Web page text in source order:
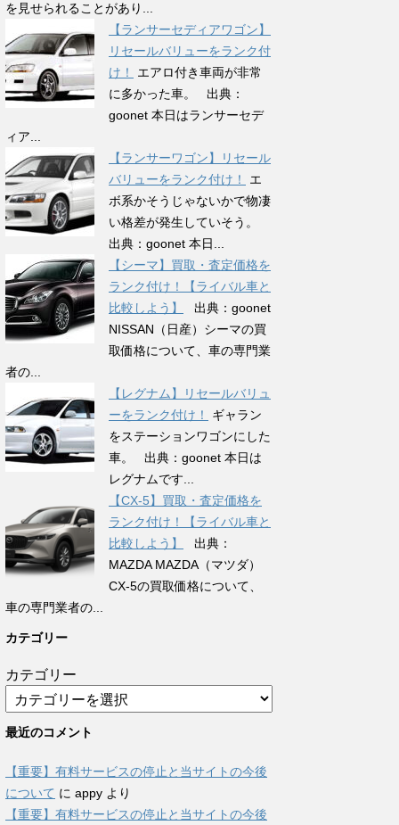
を見せられることがあり...
【ランサーセディアワゴン】
リセールバリューをランク付
け！
エアロ付き車両が非常
に多かった車。 出典：
goonet 本日はランサーセデ
ィア...
【ランサーワゴン】リセール
バリューをランク付け！
エ
ボ系かそうじゃないかで物凄
い格差が発生していそう。
出典：goonet 本日...
【シーマ】買取・査定価格を
ランク付け！【ライバル車と
比較しよう】
出典：goonet
NISSAN（日産）シーマの買
取価格について、車の専門業
者の...
【レグナム】リセールバリュ
ーをランク付け！
ギャラン
をステーションワゴンにした
車。 出典：goonet 本日は
レグナムです...
【CX-5】買取・査定価格を
ランク付け！【ライバル車と
比較しよう】
出典：
MAZDA MAZDA（マツダ）
CX-5の買取価格について、
車の専門業者の...
カテゴリー
カテゴリー
最近のコメント
【重要】有料サービスの停止と当サイトの今後
について に appy より
【重要】有料サービスの停止と当サイトの今後